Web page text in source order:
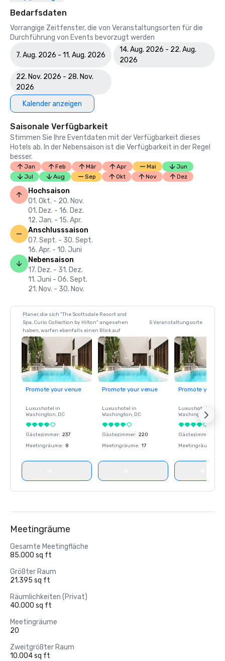
Bedarfsdaten
Vorrangige Zeitfenster, die von Veranstaltungsorten für die
Durchführung von Events bevorzugt werden
7. Aug. 2026 - 11. Aug. 2026
14. Aug. 2026 - 22. Aug.
2026
22. Nov. 2026 - 28. Nov.
2026
Kalender anzeigen
Saisonale Verfügbarkeit
Stimmen Sie Ihre Eventdaten mit der Verfügbarkeit dieses
Hotels ab. In der Nebensaison ist die Verfügbarkeit in der Regel
besser.
Jan Feb Mär Apr Mai
Jun
Jul
Aug Sep Okt Nov Dez
Hochsaison
01. Okt. - 20. Nov.
01. Dez. - 16. Dez.
12. Jan. - 15. Apr.
Anschlusssaison
07. Sept. - 30. Sept.
16. Apr. - 10. Juni
Nebensaison
17. Dez. - 31. Dez.
11. Juni - 06. Sept.
21. Nov. - 30. Nov.
Planer, die sich "The Scottsdale Resort and
Spa, Curio Collection by Hilton" angesehen
haben, warfen ebenfalls einen Blick auf
5 Veranstaltungsorte
Promote your venue
Luxushotel in
Washington, DC
Gästezimmer: 237
Meetingräume: 8
Promote your venue
Luxushotel in
Washington, DC
Gästezimmer: 220
Meetingräume: 17
Promote your
Luxushotel in
Washington
Gästezimmer
Meetingräume
Meetingräume
Gesamte Meetingfläche
85.000 sq ft
Größter Raum
21.395 sq ft
Räumlichkeiten (Privat)
40.000 sq ft
Meetingräume
20
Zweitgrößter Raum
10.004 sq ft